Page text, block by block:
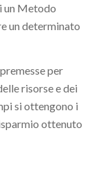
un Metodo
un determinato
per
risorse e dei
si ottengono i
ottenuto